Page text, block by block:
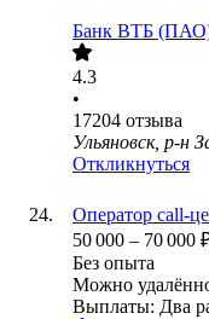
Банк ВТБ
4.3
•
17204 отзыва
Ульяновск, р-н
Откликнуться
Оператор call-
50 000 – 70 000
Без опыта
Можно
Выплаты: Два